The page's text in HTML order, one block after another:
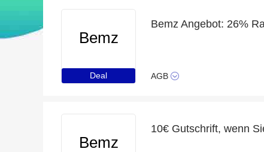
Bemz
Deal AGB
Bemz
10€ Gutschrift, wenn